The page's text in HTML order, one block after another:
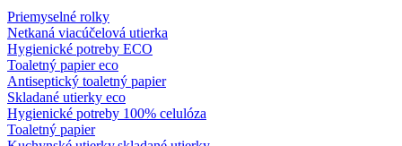
Priemyselné rolky
Netkaná viacúčelová utierka
Hygienické potreby ECO
Toaletný papier eco
Antiseptický toaletný papier
Skladané utierky eco
Hygienické potreby 100% celulóza
Toaletný papier